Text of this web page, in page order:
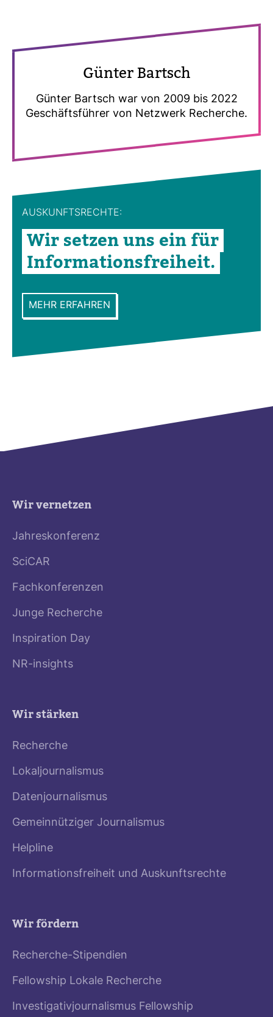
Günter Bartsch
Günter Bartsch war von 2009 bis 2022
Geschäfts­führer von Netz­werk Recherche.
AUS­KUNFTS­RECHTE:
Wir setzen uns ein für
Infor­ma­ti­ons­frei­heit.
MEHR ERFAHREN
Wir vernetzen
Jahreskonferenz
SciCAR
Fachkonferenzen
Junge Recherche
Inspiration Day
NR-insights
Wir stärken
Recherche
Lokaljournalismus
Datenjournalismus
Gemeinnütziger Journalismus
Helpline
Informationsfreiheit und Auskunftsrechte
Wir fördern
Recherche-Stipendien
Fellowship Lokale Recherche
Investigativjournalismus Fellowship